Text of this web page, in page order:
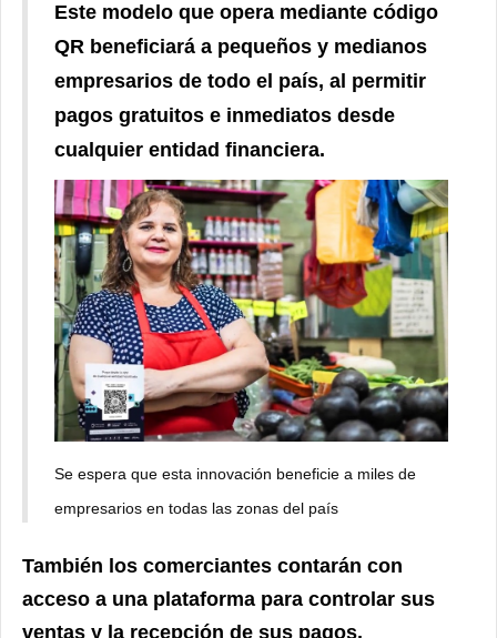
Este modelo que opera mediante código
QR beneficiará a pequeños y medianos
empresarios de todo el país, al permitir
pagos gratuitos e inmediatos desde
cualquier entidad financiera.
Se espera que esta innovación beneficie a miles de
empresarios en todas las zonas del país
También los comerciantes contarán con
acceso a una plataforma para controlar sus
ventas y la recepción de sus pagos.